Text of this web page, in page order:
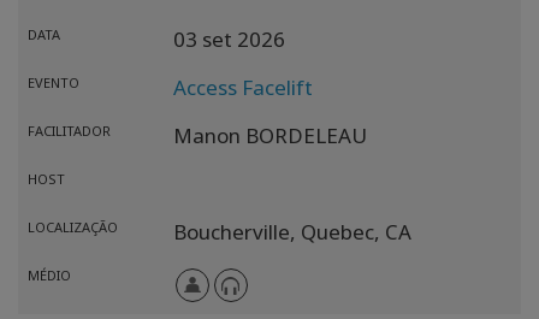
DATA 03 set 2026
EVENTO Access Facelift
FACILITADOR Manon BORDELEAU
HOST
LOCALIZAÇÃO Boucherville, Quebec, CA
MÉDIO